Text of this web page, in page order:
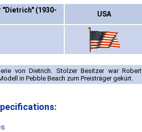
"Dietrich" (1930-
USA
von Dietrich. Stolzer Besitzer war Robert
in Pebble Beach zum Preisträger gekürt.